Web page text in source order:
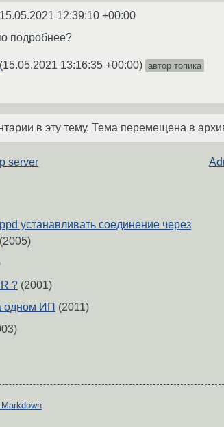
15.05.2021 12:39:10 +00:00
подробнее?
(15.05.2021 13:16:35 +00:00) автор топика
в эту тему. Тема перемещена в
server
устанавливать соединение через
(2005)
? (2001)
одном ИП (2011)